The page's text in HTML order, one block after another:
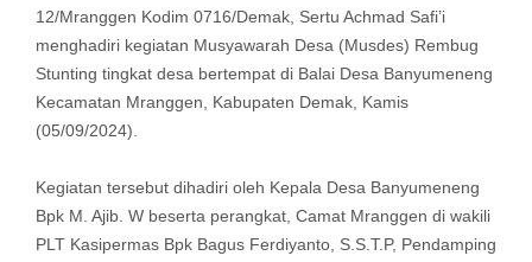
12/Mranggen Kodim 0716/Demak, Sertu Achmad Safi’i
menghadiri kegiatan Musyawarah Desa (Musdes) Rembug
Stunting tingkat desa bertempat di Balai Desa Banyumeneng
Kecamatan Mranggen, Kabupaten Demak, Kamis
(05/09/2024).
Kegiatan tersebut dihadiri oleh Kepala Desa Banyumeneng
Bpk M. Ajib. W beserta perangkat, Camat Mranggen di wakili
PLT Kasipermas Bpk Bagus Ferdiyanto, S.S.T.P, Pendamping